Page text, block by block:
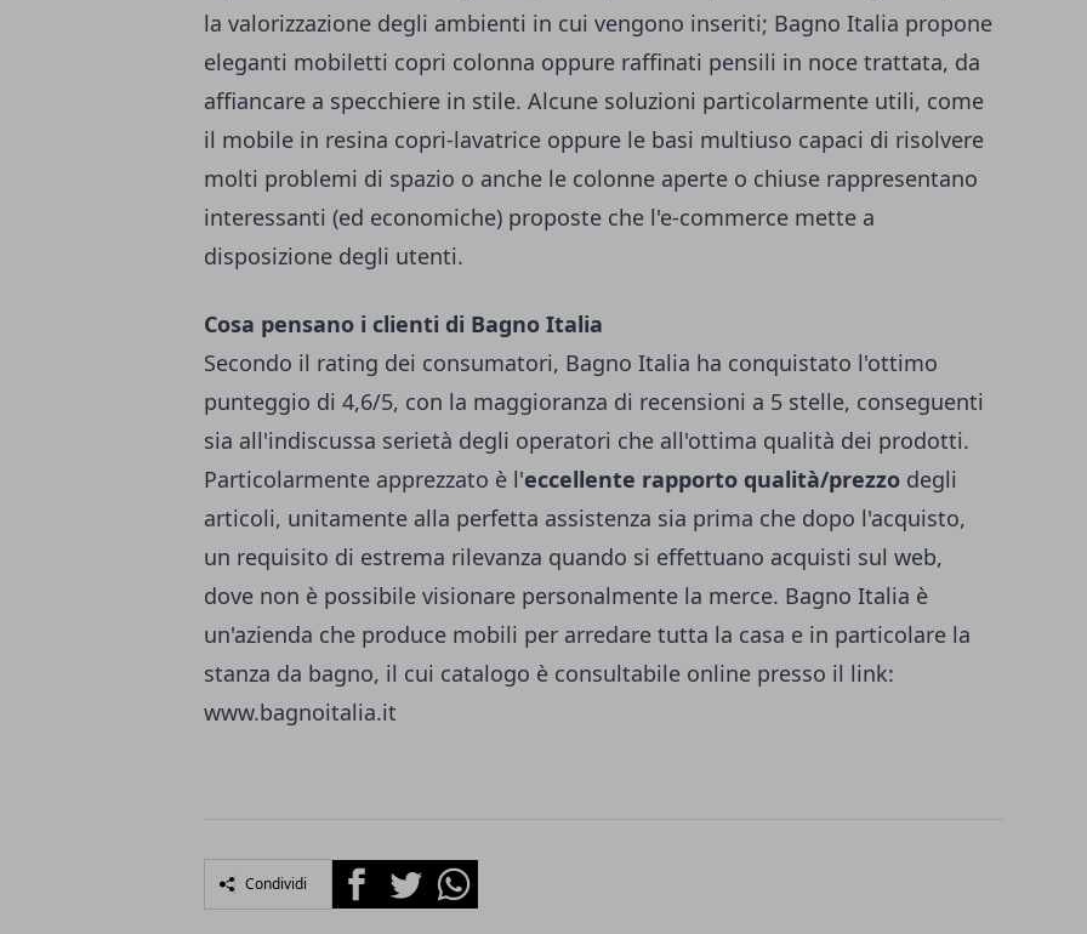
la valorizzazione degli ambienti in cui vengono inseriti; Bagno Italia propone
eleganti mobiletti copri colonna oppure raffinati pensili in noce trattata, da
affiancare a specchiere in stile. Alcune soluzioni particolarmente utili, come
il mobile in resina copri-lavatrice oppure le basi multiuso capaci di risolvere
molti problemi di spazio o anche le colonne aperte o chiuse rappresentano
interessanti (ed economiche) proposte che l'e-commerce mette a
disposizione degli utenti.
Cosa pensano i clienti di Bagno Italia
Secondo il rating dei consumatori, Bagno Italia ha conquistato l'ottimo
punteggio di 4,6/5, con la maggioranza di recensioni a 5 stelle, conseguenti
sia all'indiscussa serietà degli operatori che all'ottima qualità dei prodotti.
Particolarmente apprezzato è l'eccellente rapporto qualità/prezzo degli
articoli, unitamente alla perfetta assistenza sia prima che dopo l'acquisto,
un requisito di estrema rilevanza quando si effettuano acquisti sul web,
dove non è possibile visionare personalmente la merce. Bagno Italia è
un'azienda che produce mobili per arredare tutta la casa e in particolare la
stanza da bagno, il cui catalogo è consultabile online presso il link:
www.bagnoitalia.it
Condividi FacebookTwitterWhatsapp